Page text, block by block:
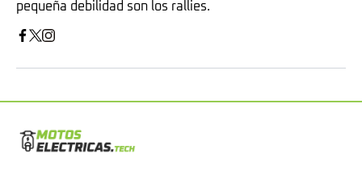
pequeña debilidad son los rallies.